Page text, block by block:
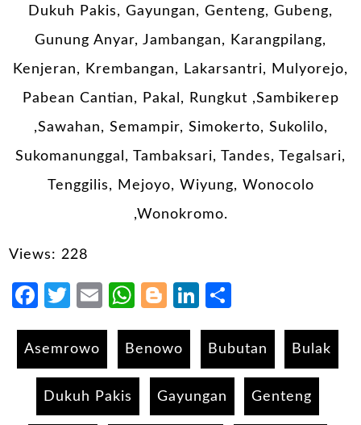
Dukuh Pakis, Gayungan, Genteng, Gubeng,
Gunung Anyar, Jambangan, Karangpilang,
Kenjeran, Krembangan, Lakarsantri, Mulyorejo,
Pabean Cantian, Pakal, Rungkut ,Sambikerep
,Sawahan, Semampir, Simokerto, Sukolilo,
Sukomanunggal, Tambaksari, Tandes, Tegalsari,
Tenggilis, Mejoyo, Wiyung, Wonocolo
,Wonokromo.
Views: 228
Facebook
Twitter
EmailWhatsApp
Blogger
LinkedIn
Asemrowo Benowo Bubutan Bulak
Dukuh Pakis Gayungan Genteng